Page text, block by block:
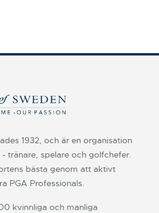
1932, och är en organisation
tränare, spelare och golfchefer.
bästa genom att aktivt
PGA Professionals.
kvinnliga och manliga